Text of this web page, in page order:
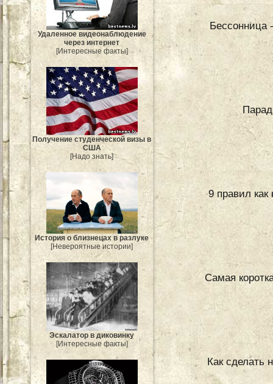
Удаленное видеонаблюдение
через интернет
[Интересные факты]
Получение студенческой визы в
США
[Надо знать]
История о близнецах в разлуке
[Невероятные истории]
Эскалатор в диковинку
[Интересные факты]
Бессонница
9 правил
Самая
Как сделать